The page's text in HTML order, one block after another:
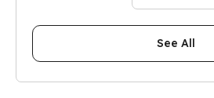
See All